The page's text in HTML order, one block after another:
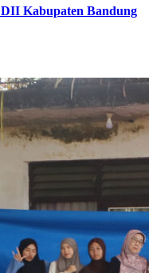
Kabupaten Bandung